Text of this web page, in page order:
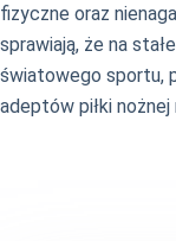
fizyczne oraz
sprawiają, że na
światowego sportu,
adeptów piłki nożnej